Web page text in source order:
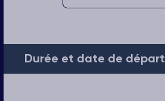
Durée et date de départ